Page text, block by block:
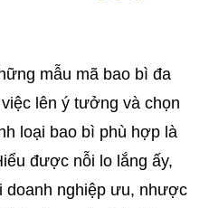
mẫu mã bao bì đa
lên ý tưởng và chọn
loại bao bì phù hợp là
được nỗi lo lắng ấy,
doanh nghiệp ưu, nhược